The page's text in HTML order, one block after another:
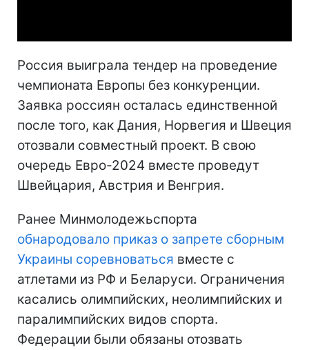
Россия выиграла тендер на проведение
чемпионата Европы без конкуренции.
Заявка россиян осталась единственной
после того, как Дания, Норвегия и Швеция
отозвали совместный проект. В свою
очередь Евро-2024 вместе проведут
Швейцария, Австрия и Венгрия.
Ранее Минмолодежьспорта
обнародовало приказ о запрете сборным
Украины соревноваться вместе с
атлетами из РФ и Беларуси. Ограничения
касались олимпийских, неолимпийских и
паралимпийских видов спорта.
Федерации были обязаны отозвать